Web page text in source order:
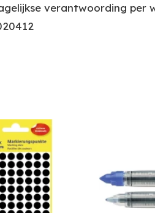
verantwoording